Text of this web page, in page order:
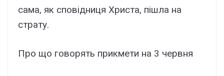
сама, як сповідниця Христа, пішла на
страту.
Про що говорять прикмети на 3 червня